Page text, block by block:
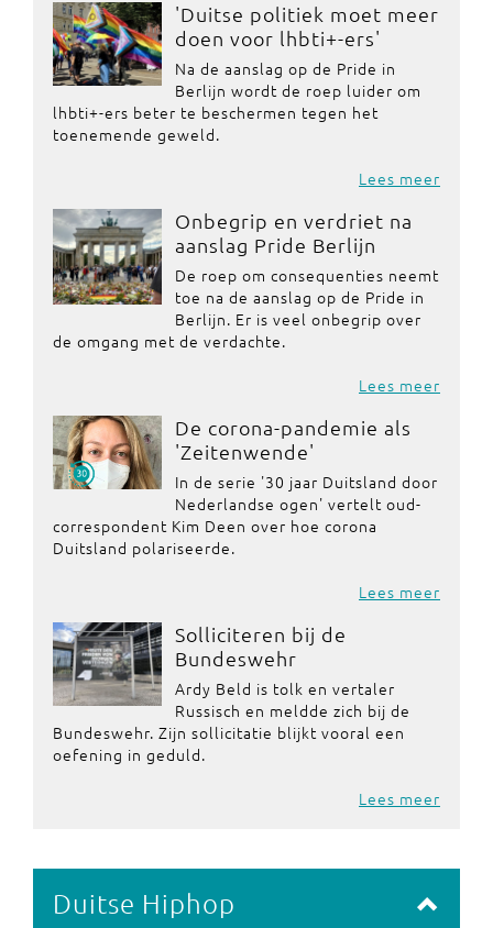
'Duitse politiek moet meer
doen voor lhbti+-ers'
Na de aanslag op de Pride in
Berlijn wordt de roep luider om
lhbti+-ers beter te beschermen tegen het
toenemende geweld.
Lees meer
Onbegrip en verdriet na
aanslag Pride Berlijn
De roep om consequenties neemt
toe na de aanslag op de Pride in
Berlijn. Er is veel onbegrip over
de omgang met de verdachte.
Lees meer
De corona-pandemie als
'Zeitenwende'
In de serie '30 jaar Duitsland door
Nederlandse ogen' vertelt oud-
correspondent Kim Deen over hoe corona
Duitsland polariseerde.
Lees meer
Solliciteren bij de
Bundeswehr
Ardy Beld is tolk en vertaler
Russisch en meldde zich bij de
Bundeswehr. Zijn sollicitatie blijkt vooral een
oefening in geduld.
Lees meer
Duitse Hiphop